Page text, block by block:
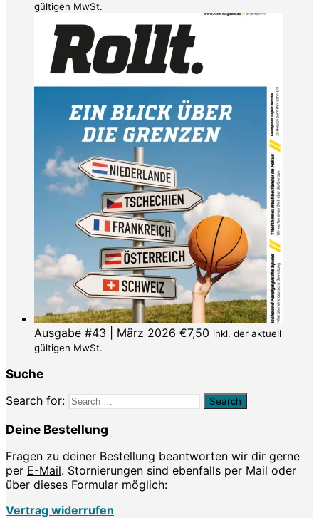
gültigen MwSt.
Ausgabe #43 | März 2026 €7,50 inkl. der aktuell
gültigen MwSt.
Suche
Search for:
Deine Bestellung
Fragen zu deiner Bestellung beantworten wir dir gerne
per E-Mail. Stornierungen sind ebenfalls per Mail oder
über dieses Formular möglich:
Vertrag widerrufen